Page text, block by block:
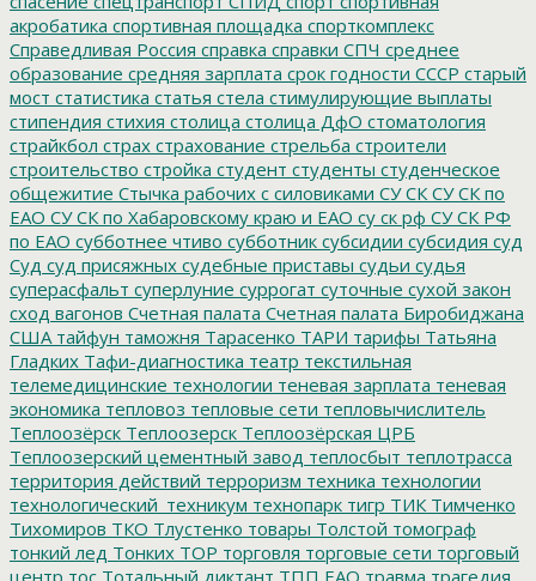
акробатика спортивная площадка спорткомплекс
Справедливая Россия справка справки СПЧ среднее
образование средняя зарплата срок годности СССР старый
мост статистика статья стела стимулирующие выплаты
стипендия стихия столица столица ДфО стоматология
страйкбол страх страхование стрельба строители
строительство стройка студент студенты студенческое
общежитие Стычка рабочих с силовиками СУ СК СУ СК по
ЕАО СУ СК по Хабаровскому краю и ЕАО су ск рф СУ СК РФ
по ЕАО субботнее чтиво субботник субсидии субсидия суд
Суд суд присяжных судебные приставы судьи судья
суперасфальт суперлуние суррогат суточные сухой закон
сход вагонов Счетная палата Счетная палата Биробиджана
США тайфун таможня Тарасенко ТАРИ тарифы Татьяна
Гладких Тафи-диагностика театр текстильная
телемедицинские технологии теневая зарплата теневая
экономика тепловоз тепловые сети тепловычислитель
Теплоозёрск Теплоозерск Теплоозёрская ЦРБ
Теплоозерский цементный завод теплосбыт теплотрасса
территория действий терроризм техника технологии
технологический_техникум технопарк тигр ТИК Тимченко
Тихомиров ТКО Тлустенко товары Толстой томограф
тонкий лед Тонких ТОР торговля торговые сети торговый
центр тос Тотальный диктант ТПП ЕАО травма трагедия